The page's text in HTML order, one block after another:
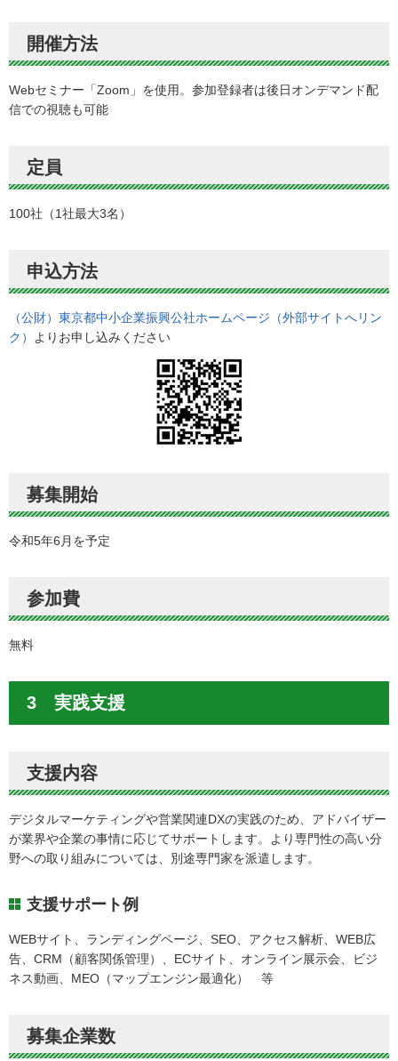
開催方法
Webセミナー「Zoom」を使用。参加登録者は後日オンデマンド配
信での視聴も可能
定員
100社（1社最大3名）
申込方法
（公財）東京都中小企業振興公社ホームページ（外部サイトへリン
ク）
よりお申し込みください
募集開始
令和5年6月を予定
参加費
無料
3 実践支援
支援内容
デジタルマーケティングや営業関連DXの実践のため、アドバイザー
が業界や企業の事情に応じてサポートします。より専門性の高い分
野への取り組みについては、別途専門家を派遣します。
支援サポート例
WEBサイト、ランディングページ、SEO、アクセス解析、WEB広
告、CRM（顧客関係管理）、ECサイト、オンライン展示会、ビジ
ネス動画、MEO（マップエンジン最適化） 等
募集企業数